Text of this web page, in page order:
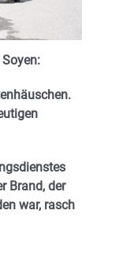
Brand, der
war, rasch